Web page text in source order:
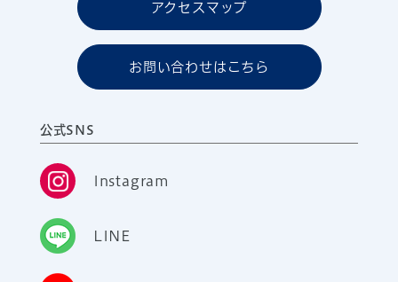
アクセスマップ
お問い合わせはこちら
公式SNS
Instagram
LINE